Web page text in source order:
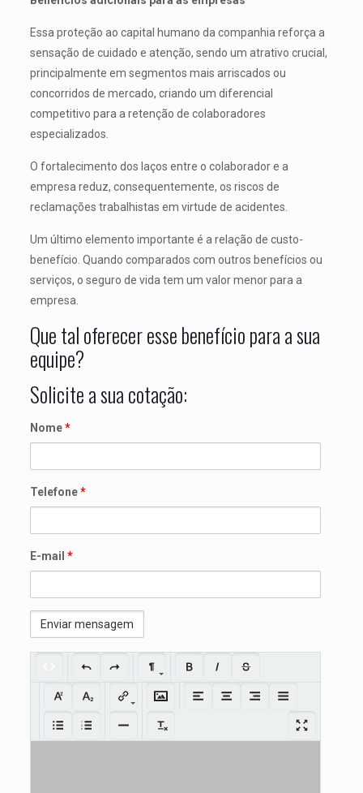
Essa proteção ao capital humano da companhia reforça a
sensação de cuidado e atenção, sendo um atrativo crucial,
principalmente em segmentos mais arriscados ou
concorridos de mercado, criando um diferencial
competitivo para a retenção de colaboradores
especializados.
O fortalecimento dos laços entre o colaborador e a
empresa reduz, consequentemente, os riscos de
reclamações trabalhistas em virtude de acidentes.
Um último elemento importante é a relação de custo-
benefício. Quando comparados com outros benefícios ou
serviços, o seguro de vida tem um valor menor para a
empresa.
Que tal oferecer esse benefício para a sua
equipe?
Solicite a sua cotação:
Nome*
Telefone*
E-mail *